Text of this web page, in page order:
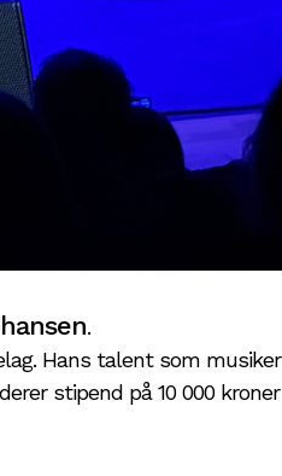
.
Hans talent som musiker
stipend på 10 000 kroner